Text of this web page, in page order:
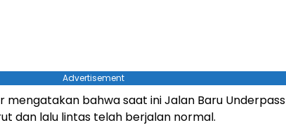
Advertisement
mengatakan bahwa saat ini Jalan Baru Underpass
dan lalu lintas telah berjalan normal.